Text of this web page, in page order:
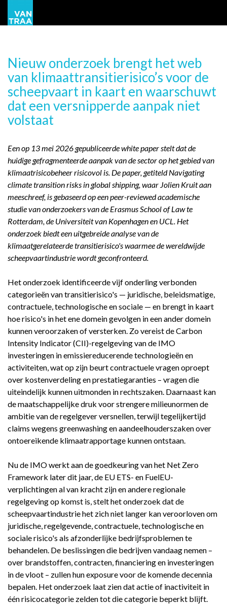
Nieuw onderzoek brengt het web
van klimaattransitierisico’s voor de
scheepvaart in kaart en waarschuwt
dat een versnipperde aanpak niet
volstaat
Een op 13 mei 2026 gepubliceerde white paper stelt dat de
huidige gefragmenteerde aanpak van de sector op het gebied van
klimaatrisicobeheer risicovol is. De paper, getiteld Navigating
climate transition risks in global shipping, waar Jolien Kruit aan
meeschreef, is gebaseerd op een peer-reviewed academische
studie van onderzoekers van de Erasmus School of Law te
Rotterdam, de Universiteit van Kopenhagen en UCL. Het
onderzoek biedt een uitgebreide analyse van de
klimaatgerelateerde transitierisico's waarmee de wereldwijde
scheepvaartindustrie wordt geconfronteerd.
Het onderzoek identificeerde vijf onderling verbonden
categorieën van transitierisico's — juridische, beleidsmatige,
contractuele, technologische en sociale — en brengt in kaart
hoe risico's in het ene domein gevolgen in een ander domein
kunnen veroorzaken of versterken. Zo vereist de Carbon
Intensity Indicator (CII)-regelgeving van de IMO
investeringen in emissiereducerende technologieën en
activiteiten, wat op zijn beurt contractuele vragen oproept
over kostenverdeling en prestatiegaranties – vragen die
uiteindelijk kunnen uitmonden in rechtszaken. Daarnaast kan
de maatschappelijke druk voor strengere milieunormen de
ambitie van de regelgever versnellen, terwijl tegelijkertijd
claims wegens greenwashing en aandeelhouderszaken over
ontoereikende klimaatrapportage kunnen ontstaan.
Nu de IMO werkt aan de goedkeuring van het Net Zero
Framework later dit jaar, de EU ETS- en FuelEU-
verplichtingen al van kracht zijn en andere regionale
regelgeving op komst is, stelt het onderzoek dat de
scheepvaartindustrie het zich niet langer kan veroorloven om
juridische, regelgevende, contractuele, technologische en
sociale risico's als afzonderlijke bedrijfsproblemen te
behandelen. De beslissingen die bedrijven vandaag nemen –
over brandstoffen, contracten, financiering en investeringen
in de vloot – zullen hun exposure voor de komende decennia
bepalen. Het onderzoek laat zien dat actie of inactiviteit in
één risicocategorie zelden tot die categorie beperkt blijft.